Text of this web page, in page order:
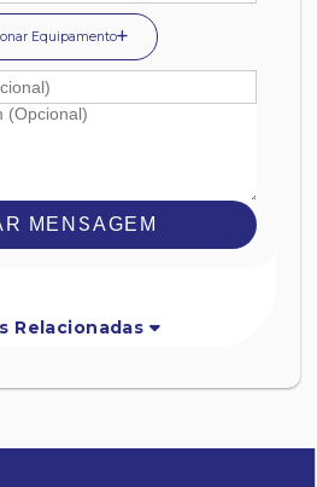
Equipamento
MENSAGEM
Relacionadas